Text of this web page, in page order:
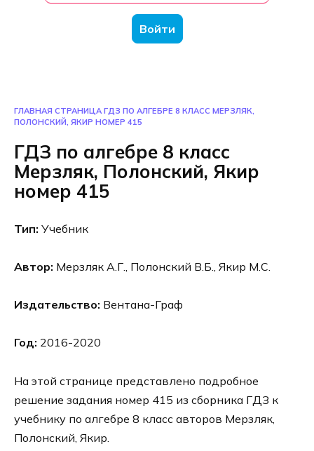
Войти
ГЛАВНАЯ СТРАНИЦА ГДЗ ПО АЛГЕБРЕ 8 КЛАСС МЕРЗЛЯК,
ПОЛОНСКИЙ, ЯКИР НОМЕР 415
ГДЗ по алгебре 8 класс
Мерзляк, Полонский, Якир
номер 415
Тип: Учебник
Автор: Мерзляк А.Г., Полонский В.Б., Якир М.С.
Издательство: Вентана-Граф
Год: 2016-2020
На этой странице представлено подробное
решение задания номер 415 из сборника ГДЗ к
учебнику по алгебре 8 класс авторов Мерзляк,
Полонский, Якир.